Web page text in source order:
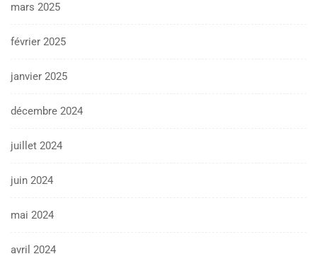
mars 2025
février 2025
janvier 2025
décembre 2024
juillet 2024
juin 2024
mai 2024
avril 2024